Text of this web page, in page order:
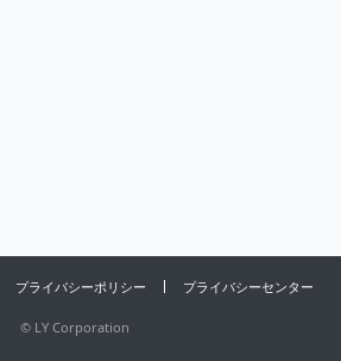
プライバシーポリシー プライバシーセンター
© LY Corporation